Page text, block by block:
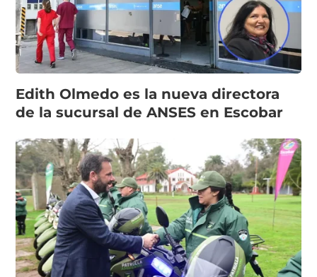
Edith Olmedo es la nueva directora
de la sucursal de ANSES en Escobar